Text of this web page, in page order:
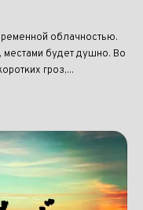
облачностью.
местами будет душно. Во
гроз,...